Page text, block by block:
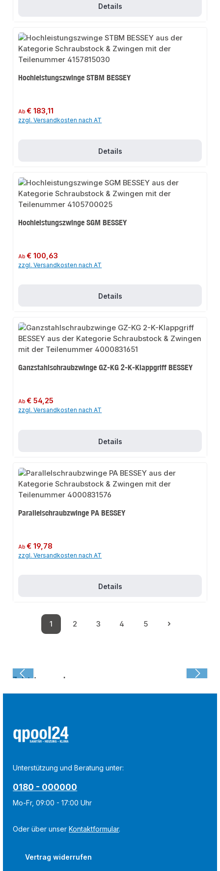
Details
Hochleistungszwinge STBM BESSEY
Regulärer Preis:
Ab€ 183,11
zzgl. Versandkosten nach AT
Details
Hochleistungszwinge SGM BESSEY
Regulärer Preis:
Ab€ 100,63
zzgl. Versandkosten nach AT
Details
Ganzstahlschraubzwinge GZ-KG 2-K-Klappgriff BESSEY
Regulärer Preis:
Ab€ 54,25
zzgl. Versandkosten nach AT
Details
Parallelschraubzwinge PA BESSEY
Regulärer Preis:
Ab€ 19,78
zzgl. Versandkosten nach AT
Details
Seite
1
Seite
2
Seite
3
Seite
4
Seite
5
Zuletzt angesehen:
Unterstützung und Beratung unter:
0180 - 000000
Mo-Fr, 09:00 - 17:00 Uhr
Oder über unserKontaktformular.
Vertrag widerrufen